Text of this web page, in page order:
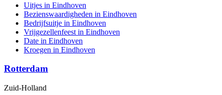
Uitjes in Eindhoven
Bezienswaardigheden in Eindhoven
Bedrijfsuitje in Eindhoven
Vrijgezellenfeest in Eindhoven
Date in Eindhoven
Kroegen in Eindhoven
Rotterdam
Zuid-Holland